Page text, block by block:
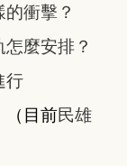
衝擊？
麼安排？
行
（目前民雄